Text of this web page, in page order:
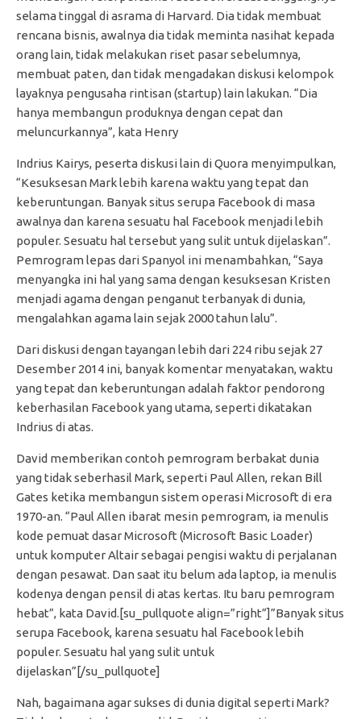
selama tinggal di asrama di Harvard. Dia tidak membuat
rencana bisnis, awalnya dia tidak meminta nasihat kepada
orang lain, tidak melakukan riset pasar sebelumnya,
membuat paten, dan tidak mengadakan diskusi kelompok
layaknya pengusaha rintisan (startup) lain lakukan. “Dia
hanya membangun produknya dengan cepat dan
meluncurkannya”, kata Henry
Indrius Kairys, peserta diskusi lain di Quora menyimpulkan,
“Kesuksesan Mark lebih karena waktu yang tepat dan
keberuntungan. Banyak situs serupa Facebook di masa
awalnya dan karena sesuatu hal Facebook menjadi lebih
populer. Sesuatu hal tersebut yang sulit untuk dijelaskan”.
Pemrogram lepas dari Spanyol ini menambahkan, “Saya
menyangka ini hal yang sama dengan kesuksesan Kristen
menjadi agama dengan penganut terbanyak di dunia,
mengalahkan agama lain sejak 2000 tahun lalu”.
Dari diskusi dengan tayangan lebih dari 224 ribu sejak 27
Desember 2014 ini, banyak komentar menyatakan, waktu
yang tepat dan keberuntungan adalah faktor pendorong
keberhasilan Facebook yang utama, seperti dikatakan
Indrius di atas.
David memberikan contoh pemrogram berbakat dunia
yang tidak seberhasil Mark, seperti Paul Allen, rekan Bill
Gates ketika membangun sistem operasi Microsoft di era
1970-an. “Paul Allen ibarat mesin pemrogram, ia menulis
kode pemuat dasar Microsoft (Microsoft Basic Loader)
untuk komputer Altair sebagai pengisi waktu di perjalanan
dengan pesawat. Dan saat itu belum ada laptop, ia menulis
kodenya dengan pensil di atas kertas. Itu baru pemrogram
hebat”, kata David.[su_pullquote align=”right”]”Banyak situs
serupa Facebook, karena sesuatu hal Facebook lebih
populer. Sesuatu hal yang sulit untuk
dijelaskan”[/su_pullquote]
Nah, bagaimana agar sukses di dunia digital seperti Mark?